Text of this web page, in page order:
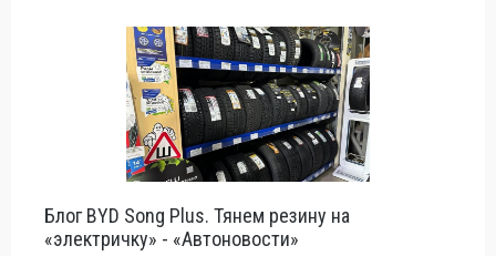
Блог BYD Song Plus. Тянем резину на
«электричку» - «Автоновости»